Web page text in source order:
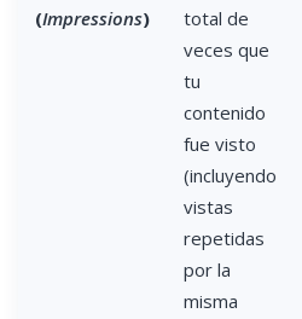
(Impressions)
total de
veces que
tu
contenido
fue visto
(incluyendo
vistas
repetidas
por la
misma